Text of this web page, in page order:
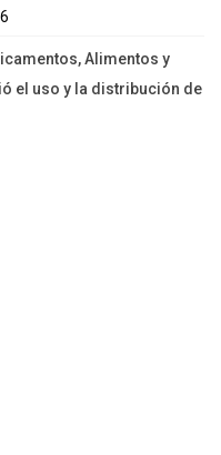
Alimentos y
el uso y la distribución de